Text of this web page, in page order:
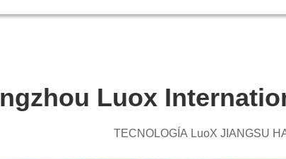
Luox
TECNOLOGÍA LuoX JIANGSU